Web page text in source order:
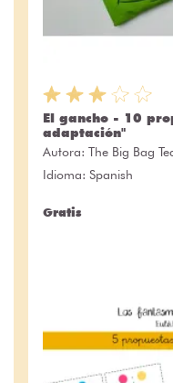
El gancho - 10
adaptación"
Autora: The Big Bag
Idioma: Spanish
Gratis